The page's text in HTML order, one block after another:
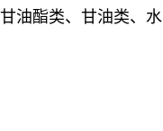
油酯类、甘油类、水